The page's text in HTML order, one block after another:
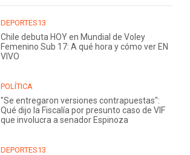
DEPORTES13
Chile debuta HOY en Mundial de Voley
Femenino Sub 17: A qué hora y cómo ver EN
VIVO
POLÍTICA
"Se entregaron versiones contrapuestas":
Qué dijo la Fiscalía por presunto caso de VIF
que involucra a senador Espinoza
DEPORTES13